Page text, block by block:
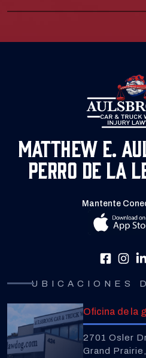
Matthew E.
Perro de la
Mantente
UBICACIONES
Oficina de la
2701 Osler
Grand